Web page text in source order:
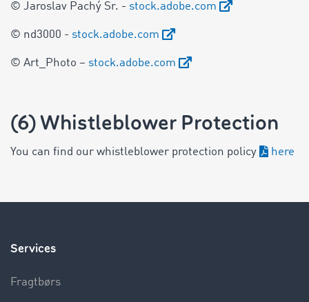
© Jaroslav Pachý Sr. - stock.adobe.com
© nd3000 - stock.adobe.com
© Art_Photo – stock.adobe.com
(6) Whistleblower Protection
You can find our whistleblower protection policy here
Services
Fragtbørs